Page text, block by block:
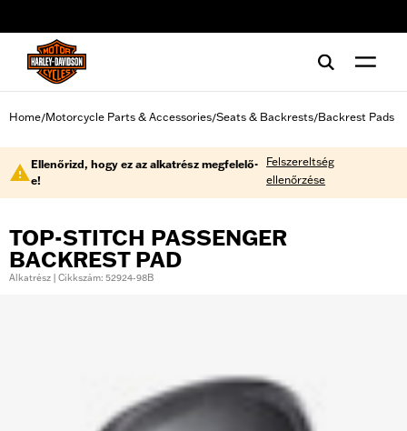
Home/Motorcycle Parts & Accessories/Seats & Backrests/Backrest Pads
Ellenőrizd, hogy ez az alkatrész megfelelő-
e!
Felszereltség
ellenőrzése
TOP-STITCH PASSENGER
BACKREST PAD
Alkatrész | Cikkszám: 52924-98B